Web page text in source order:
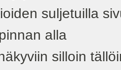
suljetuilla
alla
silloin